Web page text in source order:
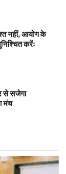
नहीं, आयोग के
करेंः
से सजेगा
मंच